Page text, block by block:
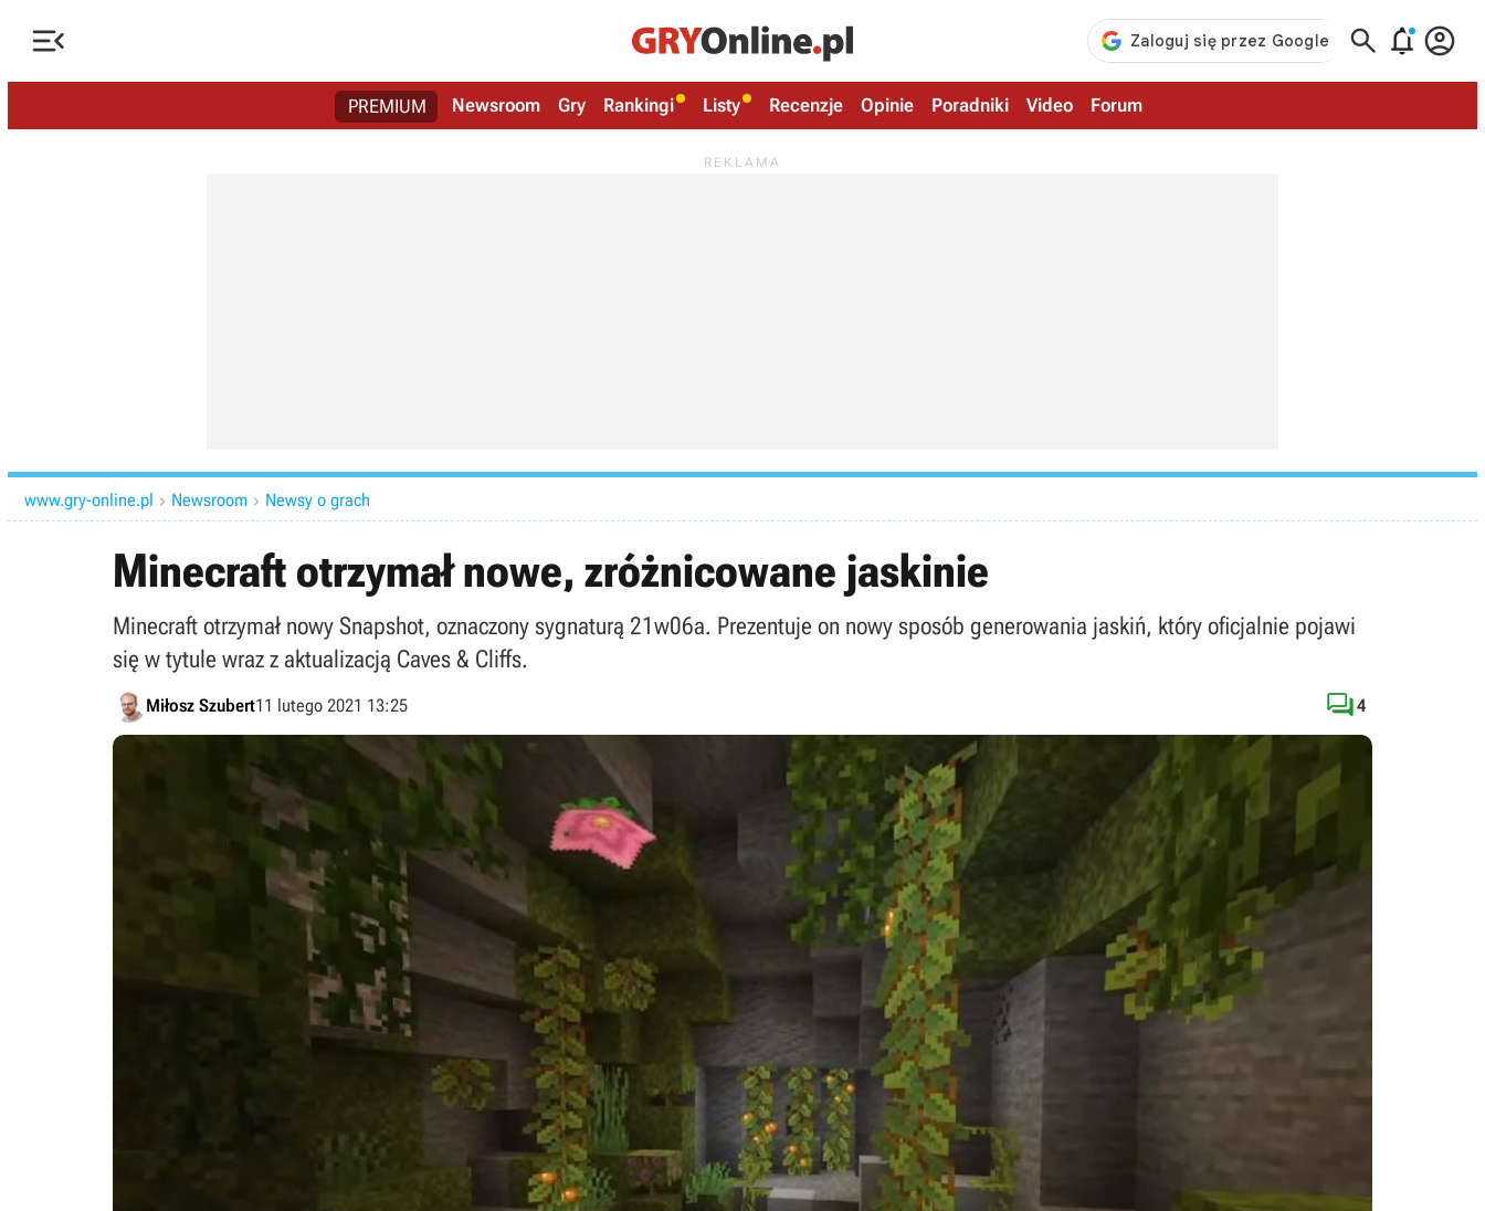
   
PREMIUM Newsroom Gry Rankingi Listy Recenzje Opinie Poradniki Video Forum
www.gry-online.pl  Newsroom  Newsy o grach
Minecraft otrzymał nowe, zróżnicowane jaskinie
Minecraft otrzymał nowy Snapshot, oznaczony sygnaturą 21w06a. Prezentuje on nowy sposób generowania jaskiń, który oficjalnie pojawi
się w tytule wraz z aktualizacją Caves & Cliffs.
Miłosz Szubert11 lutego 2021 13:25 4